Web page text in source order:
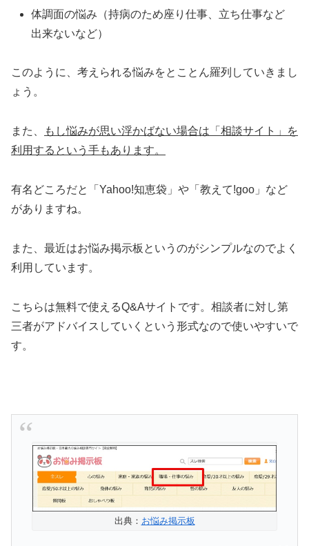
体調面の悩み（持病のため座り仕事、立ち仕事など
出来ないなど）
このように、考えられる悩みをとことん羅列していきまし
ょう。
また、
もし悩みが思い浮かばない場合は「相談サイト」を
利用するという手もあります。
有名どころだと「Yahoo!知恵袋」や「教えて!goo」など
がありますね。
また、最近はお悩み掲示板というのがシンプルなのでよく
利用しています。
こちらは無料で使えるQ&Aサイトです。相談者に対し第
三者がアドバイスしていくという形式なので使いやすいで
す。
出典： お悩み掲示板